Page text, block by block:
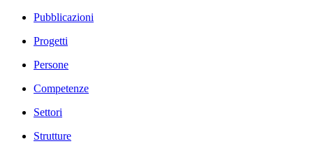
Pubblicazioni
Progetti
Persone
Competenze
Settori
Strutture